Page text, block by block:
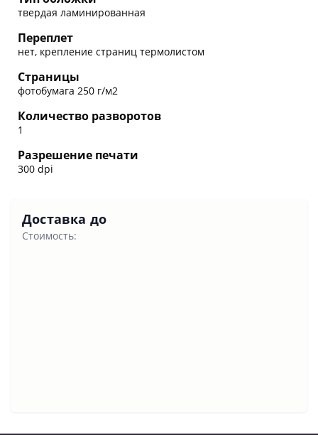
твердая ламинированная
Переплет
нет, крепление страниц термолистом
Страницы
фотобумага 250 г/м2
Количество разворотов
1
Разрешение печати
300 dpi
Доставка до
Стоимость: